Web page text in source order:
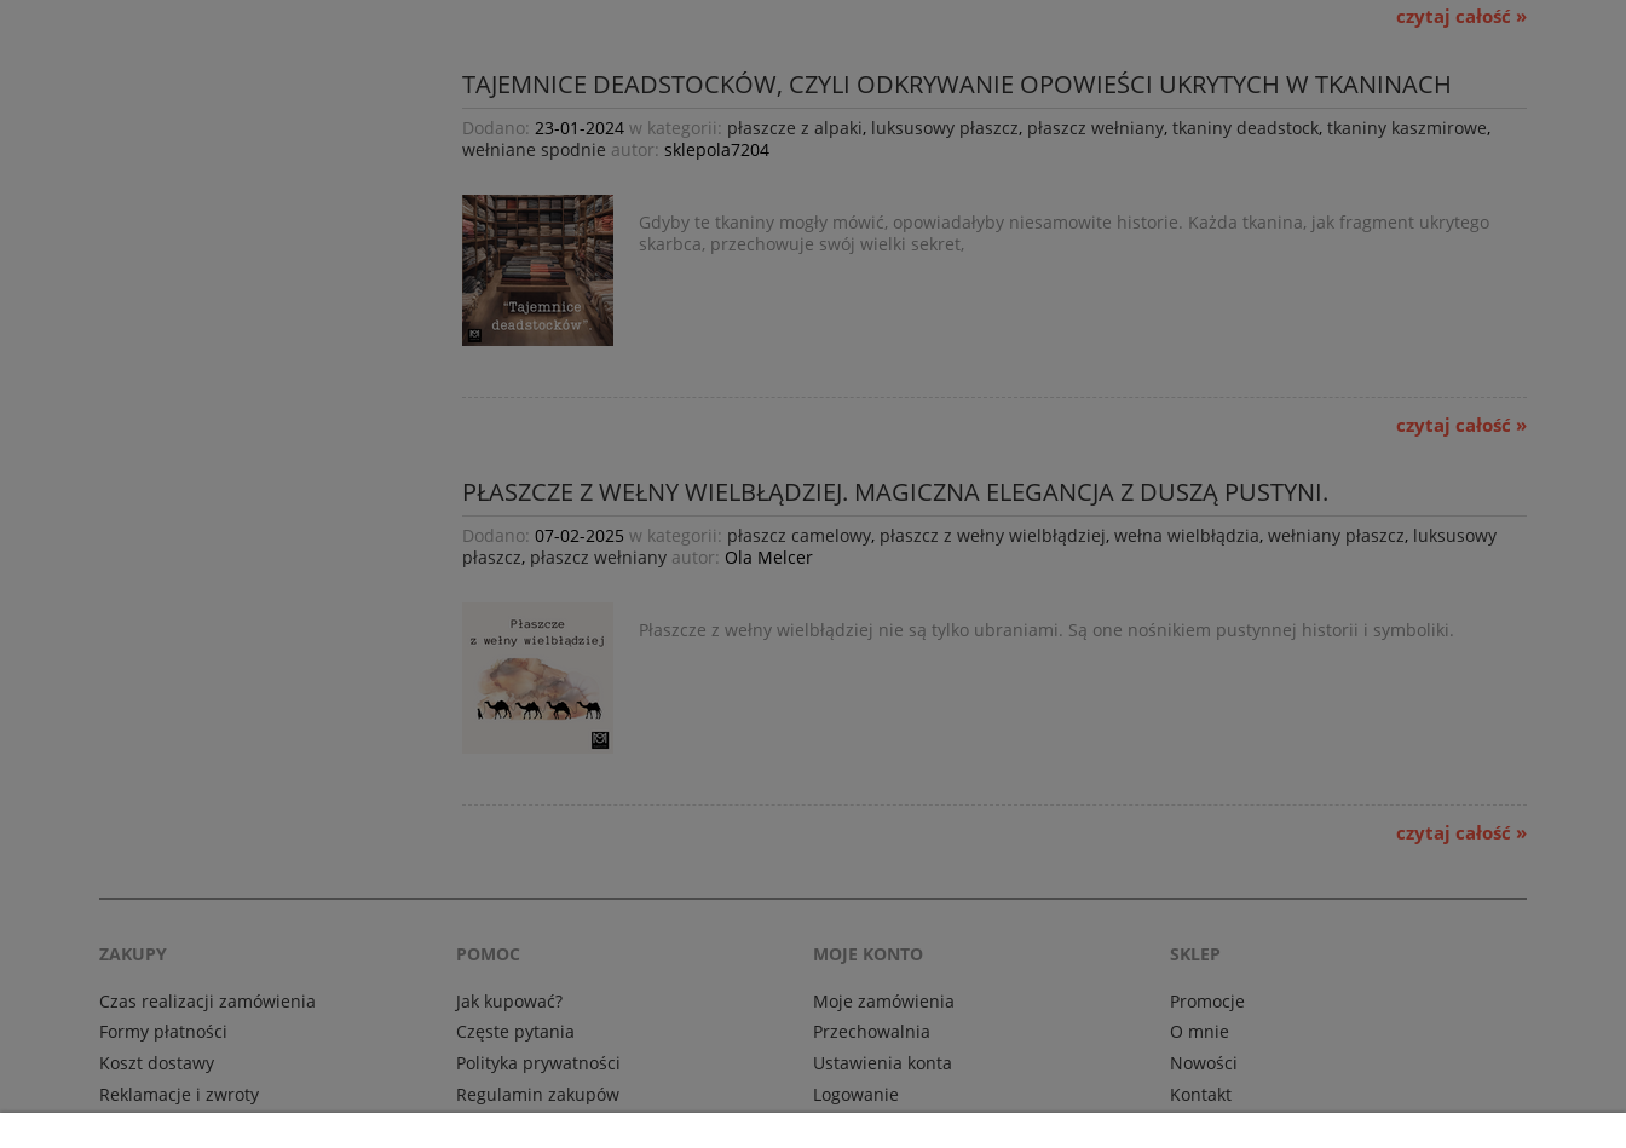
czytaj całość »
TAJEMNICE DEADSTOCKÓW, CZYLI ODKRYWANIE OPOWIEŚCI UKRYTYCH W TKANINACH
Dodano: 23-01-2024 w kategorii: płaszcze z alpaki, luksusowy płaszcz, płaszcz wełniany, tkaniny deadstock, tkaniny kaszmirowe,
wełniane spodnie autor: sklepola7204
Gdyby te tkaniny mogły mówić, opowiadałyby niesamowite historie. Każda tkanina, jak fragment ukrytego
skarbca, przechowuje swój wielki sekret,
czytaj całość »
PŁASZCZE Z WEŁNY WIELBŁĄDZIEJ. MAGICZNA ELEGANCJA Z DUSZĄ PUSTYNI.
Dodano: 07-02-2025 w kategorii: płaszcz camelowy, płaszcz z wełny wielbłądziej, wełna wielbłądzia, wełniany płaszcz, luksusowy
płaszcz, płaszcz wełniany autor: Ola Melcer
Płaszcze z wełny wielbłądziej nie są tylko ubraniami. Są one nośnikiem pustynnej historii i symboliki.
czytaj całość »
ZAKUPY
Czas realizacji zamówienia
Formy płatności
Koszt dostawy
Reklamacje i zwroty
POMOC
Jak kupować?
Częste pytania
Polityka prywatności
Regulamin zakupów
MOJE KONTO
Moje zamówienia
Przechowalnia
Ustawienia konta
Logowanie
SKLEP
Promocje
O mnie
Nowości
Kontakt